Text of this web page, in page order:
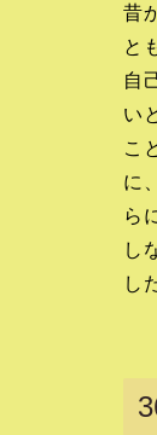
昔
と
自
い
こ
に
ら
し
し